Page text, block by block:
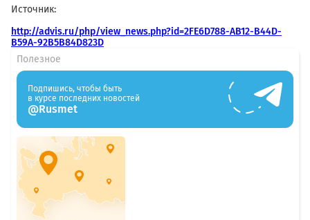
Источник:
http://advis.ru/php/view_news.php?id=2FE6D788-AB12-B44D-
B59A-92B5B84D823D
Полезное
Подпишись, чтобы быть
в курсе последних новостей
@Rusmet